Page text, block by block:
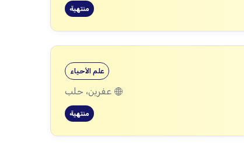
منتهية
علم الأحياء
عفرين، حلب
منتهية